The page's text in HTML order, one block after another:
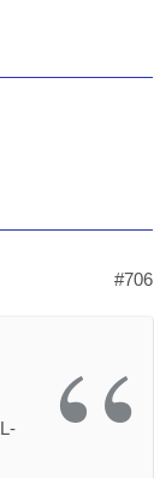
#706